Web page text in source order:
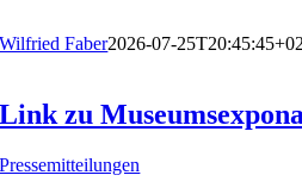
Wilfried Faber2026-07-
Link zu
Pressemitteilungen